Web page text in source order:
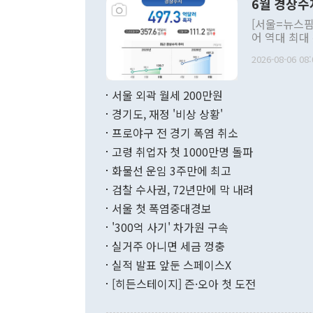
주의적 희망
관의 대북
관 부처 장
관의 무리한
다. [정동영 통일부 장관이 지난달 23일 오후 서울 종로구 정부서울청사에
무너졌다고
함께 4자 대
"우리의 선
[서울=뉴스
어 역대 최
료=한국은행] 한국은행이 6일 발표한 '2026년 6월 국제수지(잠정)'
며 월간 기
196.9% 급
수출은
기록했지만
로 전환됐다.
2026-08-06
서울 외곽 월세 200만원
경기도, 재정 '비상 상황'
프로야구 전 경기 폭염 취소
고령 취업자 첫 1000만명 돌파
화물선 운임 3주만에 최고
검찰 수사권, 72년만에 막 내려
서울 첫 폭염중대경보
'300억 사기' 차가원 구속
실거주 아니면 세금 껑충
실적 발표 앞둔 스페이스X
[히든스테이지] 즌·오아 첫 도전